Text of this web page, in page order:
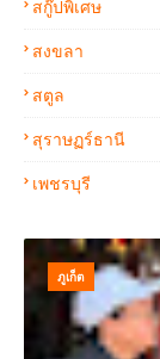
สกู๊ปพิเศษ
สงขลา
สตูล
สุราษฏร์ธานี
เพชรบุรี
ภูเก็ต